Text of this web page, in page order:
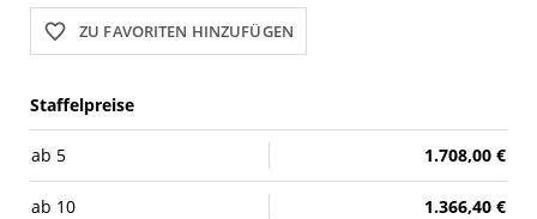
ZU FAVORITEN HINZUFÜGEN
Staffelpreise
ab 5 1.708,00 €
ab 10 1.366,40 €